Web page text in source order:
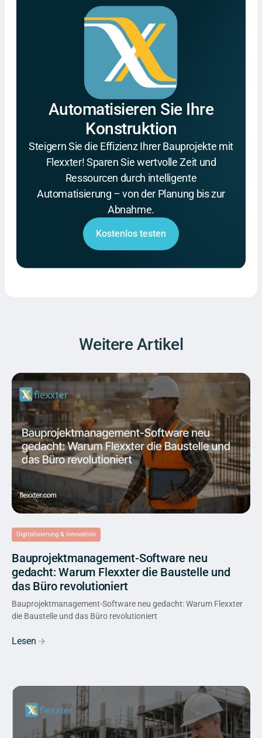
Automatisieren Sie Ihre
Konstruktion
Steigern Sie die Effizienz Ihrer Bauprojekte mit
Flexxter! Sparen Sie wertvolle Zeit und
Ressourcen durch intelligente
Automatisierung – von der Planung bis zur
Abnahme.
Kostenlos testen
Weitere Artikel
Digitalisierung & Innovation
Bauprojektmanagement-Software neu
gedacht: Warum Flexxter die Baustelle und
das Büro revolutioniert
Bauprojektmanagement-Software neu gedacht: Warum Flexxter
die Baustelle und das Büro revolutioniert
Lesen